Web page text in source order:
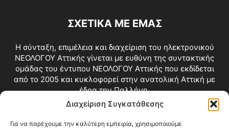
Διαχείριση Συγκατάθεσης
Για να παρέχουμε την καλύτερη εμπειρία, χρησιμοποιούμε
ΣΧΕΤΙΚΑ ΜΕ ΕΜΑΣ
Η σύνταξη, επιμέλεια και διαχείριση του ηλεκτρονικού
ΝΕΟΛΟΓΟΥ Αττικής γίνεται με ευθύνη της συντακτικής
ομάδας του έντυπου ΝΕΟΛΟΓΟΥ Αττικής που εκδίδεται
από το 2005 και κυκλοφορεί στην ανατολική Αττική με
έδρα την Παλλήνη.
Επικοινωνία:info@neologosattikis.gr